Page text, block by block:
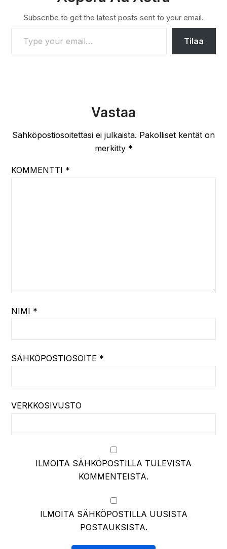
Subscribe to get the latest posts sent to your email.
TYPE YOUR EMAIL…
Tilaa
Vastaa
Sähköpostiosoitettasi ei julkaista. Pakolliset kentät on
merkitty *
KOMMENTTI *
NIMI *
SÄHKÖPOSTIOSOITE *
VERKKOSIVUSTO
ILMOITA SÄHKÖPOSTILLA TULEVISTA
KOMMENTEISTA.
ILMOITA SÄHKÖPOSTILLA UUSISTA
POSTAUKSISTA.